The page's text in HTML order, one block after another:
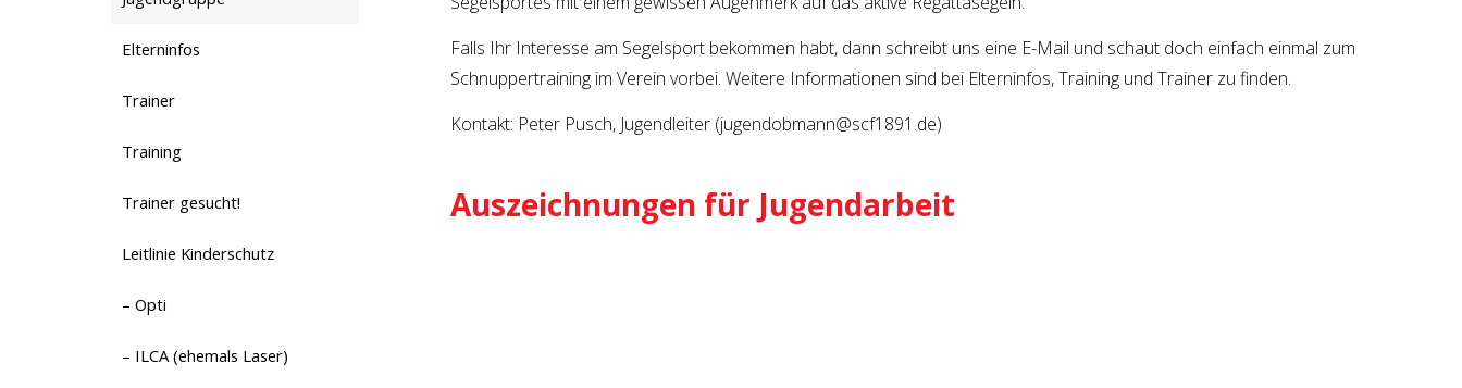
Falls Ihr Interesse am Segelsport bekommen habt, dann schreibt uns eine E-Mail und schaut doch einfach einmal zum
Schnuppertraining im Verein vorbei. Weitere Informationen sind bei Elterninfos, Training und Trainer zu finden.
Kontakt: Peter Pusch, Jugendleiter (jugendobmann@scf1891.de)
Auszeichnungen für Jugendarbeit
Elterninfos
Trainer
Training
Trainer gesucht!
Leitlinie Kinderschutz
– Opti
– ILCA (ehemals Laser)